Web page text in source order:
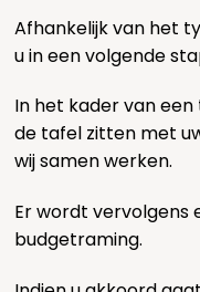
Afhankelijk van het
u in een volgende
In het kader van
de tafel zitten met
wij samen werken.
Er wordt vervolgens
budgetraming.